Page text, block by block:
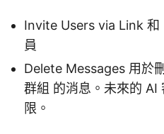
Invite Users via Link 和
員
Delete Messages 用於
群組 的消息。未來的 AI
限。